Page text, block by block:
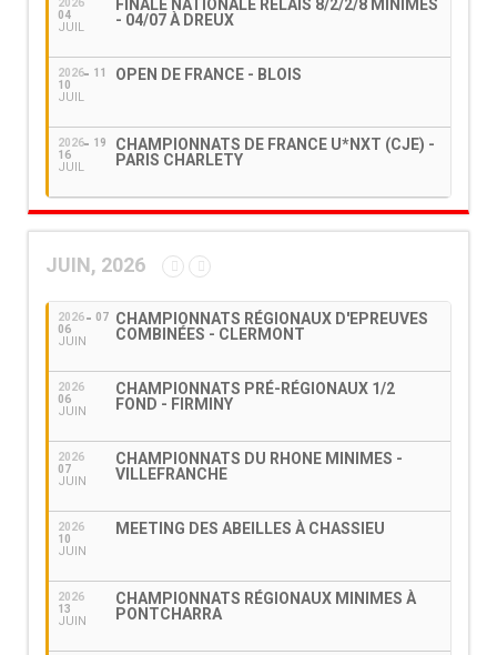
2026
04
JUIL
FINALE NATIONALE RELAIS 8/2/2/8 MINIMES
- 04/07 À DREUX
2026
10
JUIL
11 OPEN DE FRANCE - BLOIS
2026
16
JUIL
19
CHAMPIONNATS DE FRANCE U*NXT (CJE) -
PARIS CHARLETY
JUIN, 2026
2026
06
JUIN
07
CHAMPIONNATS RÉGIONAUX D'EPREUVES
COMBINÉES - CLERMONT
2026
06
JUIN
CHAMPIONNATS PRÉ-RÉGIONAUX 1/2
FOND - FIRMINY
2026
07
JUIN
CHAMPIONNATS DU RHONE MINIMES -
VILLEFRANCHE
2026
10
JUIN
MEETING DES ABEILLES À CHASSIEU
2026
13
JUIN
CHAMPIONNATS RÉGIONAUX MINIMES À
PONTCHARRA